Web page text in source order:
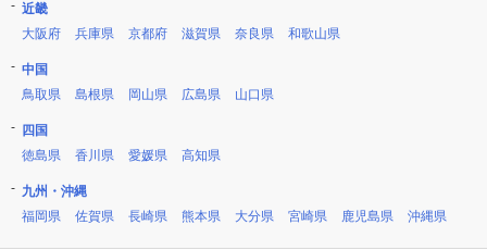
近畿
大阪府
兵庫県 京都府 滋賀県 奈良県 和歌山県
中国
鳥取県
島根県 岡山県 広島県 山口県
四国
徳島県
香川県 愛媛県 高知県
九州・沖縄
福岡県
佐賀県 長崎県 熊本県 大分県 宮崎県 鹿児島県 沖縄県